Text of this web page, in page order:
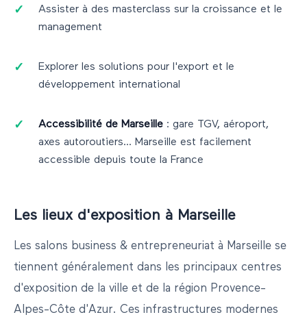
Assister à des masterclass sur la croissance et le
management
Explorer les solutions pour l'export et le
développement international
Accessibilité de Marseille : gare TGV, aéroport,
axes autoroutiers... Marseille est facilement
accessible depuis toute la France
Les lieux d'exposition à Marseille
Les salons business & entrepreneuriat à Marseille se
tiennent généralement dans les principaux centres
d'exposition de la ville et de la région Provence-
Alpes-Côte d'Azur. Ces infrastructures modernes